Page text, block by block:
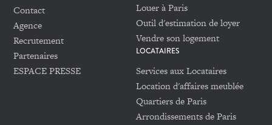
Contact
Agence
Recrutement
Partenaires
ESPACE PRESSE
Louer à Paris
Outil d'estimation de loyer
Vendre son logement
LOCATAIRES
Services aux Locataires
Location d'affaires meublée
Quartiers de Paris
Arrondissements de Paris